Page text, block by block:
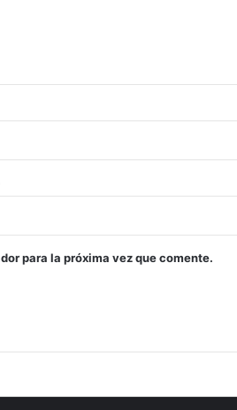
para la próxima vez que comente.